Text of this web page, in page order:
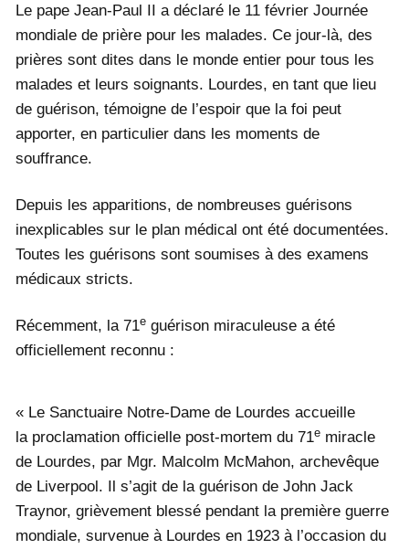
Le pape Jean-Paul II a déclaré le 11 février Journée
mondiale de prière pour les malades. Ce jour-là, des
prières sont dites dans le monde entier pour tous les
malades et leurs soignants. Lourdes, en tant que lieu
de guérison, témoigne de l’espoir que la foi peut
apporter, en particulier dans les moments de
souffrance.
Depuis les apparitions, de nombreuses guérisons
inexplicables sur le plan médical ont été documentées.
Toutes les guérisons sont soumises à des examens
médicaux stricts.
Récemment, la 71e guérison miraculeuse a été
officiellement reconnu :
« Le Sanctuaire Notre-Dame de Lourdes accueille
la proclamation officielle post-mortem du 71e miracle
de Lourdes, par Mgr. Malcolm McMahon, archevêque
de Liverpool. Il s’agit de la guérison de John Jack
Traynor, grièvement blessé pendant la première guerre
mondiale, survenue à Lourdes en 1923 à l’occasion du